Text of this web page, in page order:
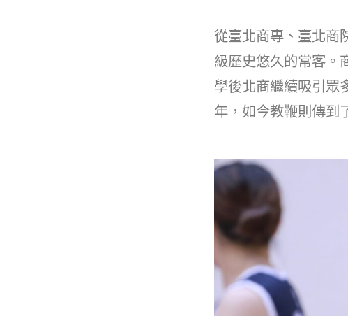
從臺北商專、臺北商
級歷史悠久的常客。
學後北商繼續吸引眾
年，如今教鞭則傳到